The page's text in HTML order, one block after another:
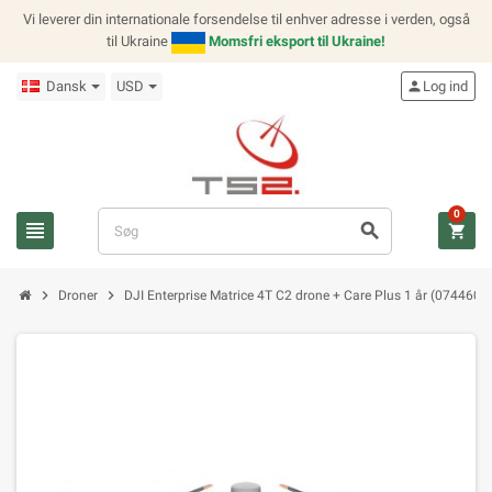
Vi leverer din internationale forsendelse til enhver adresse i verden, også
til Ukraine
Momsfri eksport til Ukraine!
Dansk USD
view_headline search
person Log ind
shopping_cart
0
chevron_right Droner chevron_right DJI Enterprise Matrice 4T C2 drone + Care Plus 1 år (074460,